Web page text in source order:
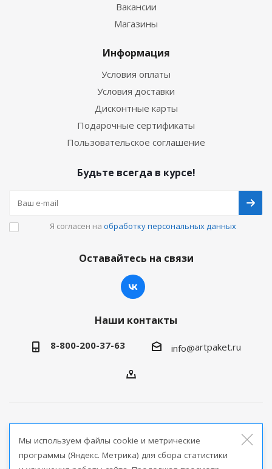
Вакансии
Магазины
Информация
Условия оплаты
Условия доставки
Дисконтные карты
Подарочные сертификаты
Пользовательское соглашение
Будьте всегда в курсе!
Я согласен на обработку персональных данных
Оставайтесь на связи
Наши контакты
8-800-200-37-63 info@artpaket.ru
продукции
Мы используем файлы cookie и метрические
программы (Яндекс. Метрика) для сбора статистики